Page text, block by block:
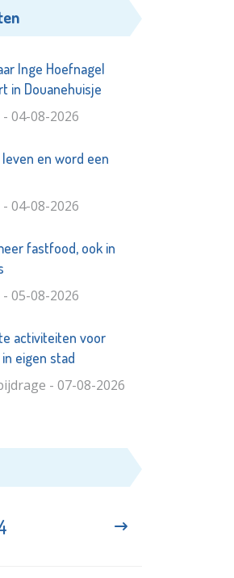
Inge Hoefnagel
in Douanehuisje
- 04-08-2026
en word een
- 04-08-2026
fastfood, ook in
- 05-08-2026
activiteiten voor
eigen stad
- 07-08-2026